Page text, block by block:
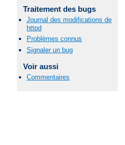
Traitement des bugs
Journal des modifications de
httpd
Problèmes connus
Signaler un bug
Voir aussi
Commentaires